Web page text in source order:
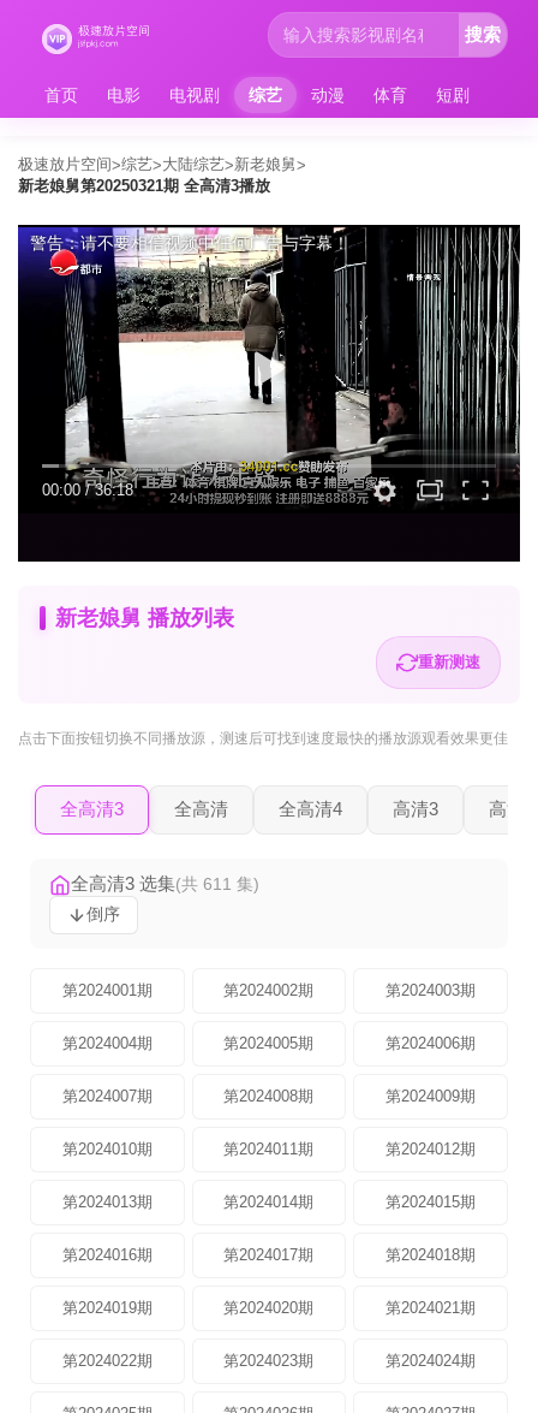
首页 电影 电视剧 综艺 动漫 体育 短剧
搜索
极速放片空间>综艺>大陆综艺>新老娘舅>
新老娘舅第20250321期 全高清3播放
00:00 /36:18
警告：请不要相信视频中任何广告与字幕！
新老娘舅 播放列表
重新测速
点击下面按钮切换不同播放源 ，测速后可找到速度最快的播放源观看效果更佳
全高清3 全高清 全高清4 高清3 高清2
全高清3 选集(共 611 集)
倒序
第2024001期 第2024002期 第2024003期
第2024004期 第2024005期 第2024006期
第2024007期 第2024008期 第2024009期
第2024010期 第2024011期 第2024012期
第2024013期 第2024014期 第2024015期
第2024016期 第2024017期 第2024018期
第2024019期 第2024020期 第2024021期
第2024022期 第2024023期 第2024024期